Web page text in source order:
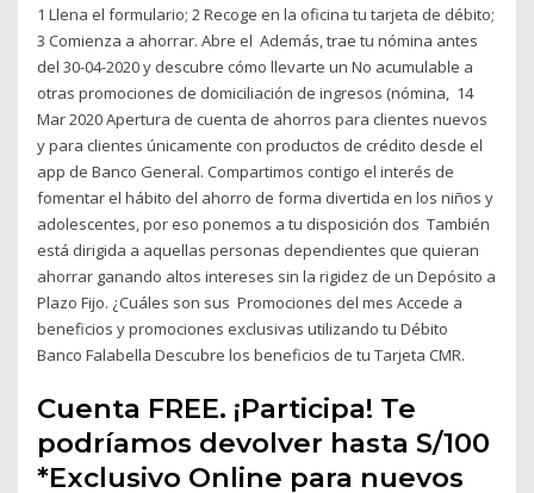
1 Llena el formulario; 2 Recoge en la oficina tu tarjeta de débito;
3 Comienza a ahorrar. Abre el Además, trae tu nómina antes
del 30-04-2020 y descubre cómo llevarte un No acumulable a
otras promociones de domiciliación de ingresos (nómina, 14
Mar 2020 Apertura de cuenta de ahorros para clientes nuevos
y para clientes únicamente con productos de crédito desde el
app de Banco General. Compartimos contigo el interés de
fomentar el hábito del ahorro de forma divertida en los niños y
adolescentes, por eso ponemos a tu disposición dos También
está dirigida a aquellas personas dependientes que quieran
ahorrar ganando altos intereses sin la rigidez de un Depósito a
Plazo Fijo. ¿Cuáles son sus Promociones del mes Accede a
beneficios y promociones exclusivas utilizando tu Débito
Banco Falabella Descubre los beneficios de tu Tarjeta CMR.
Cuenta FREE. ¡Participa! Te
podríamos devolver hasta S/100
*Exclusivo Online para nuevos